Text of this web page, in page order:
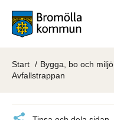
Start Bygga, bo och miljö
Avfallstrappan